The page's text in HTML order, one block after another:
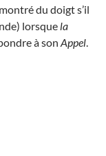
du doigt s’il
lorsque la
à son Appel